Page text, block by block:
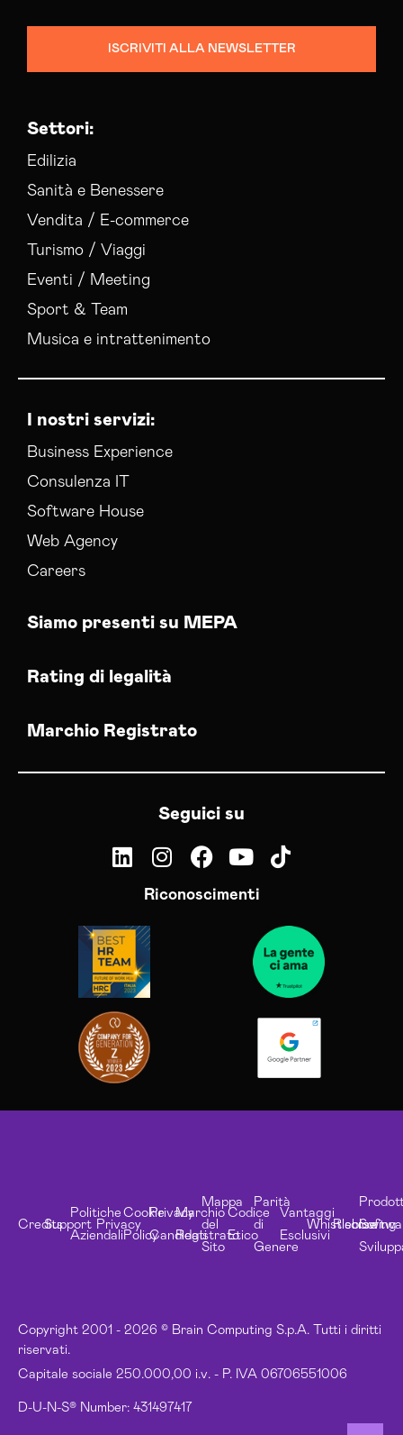
ISCRIVITI ALLA NEWSLETTER
Settori:
Edilizia
Sanità e Benessere
Vendita / E-commerce
Turismo / Viaggi
Eventi / Meeting
Sport & Team
Musica e intrattenimento
I nostri servizi:
Business Experience
Consulenza IT
Software House
Web Agency
Careers
Siamo presenti su MEPA
Rating di legalità
Marchio Registrato
Seguici su
Riconoscimenti
Copyright 2001 - 2026 © Brain Computing S.p.A. Tutti i diritti
riservati.
Capitale sociale 250.000,00 i.v. - P. IVA 06706551006
D-U-N-S® Number: 431497417
CreditsSupport
Politiche
Aziendali
Privacy
Cookie
Policy
Privacy
Candidati
Marchio
Registrato
Mappa
del
Sito
Codice
Etico
Parità
di
Genere
Vantaggi
Esclusivi
Whistleblowing
Risorse